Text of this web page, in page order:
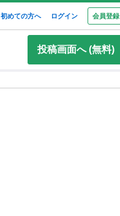
初めての方へ ログイン 会員登録
投稿画面へ (無料)